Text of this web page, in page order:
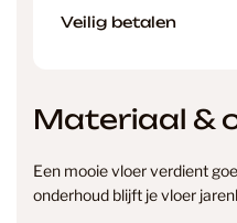
Veilig betalen
Materiaal &
Een mooie vloer verdient
onderhoud blijft je vloer